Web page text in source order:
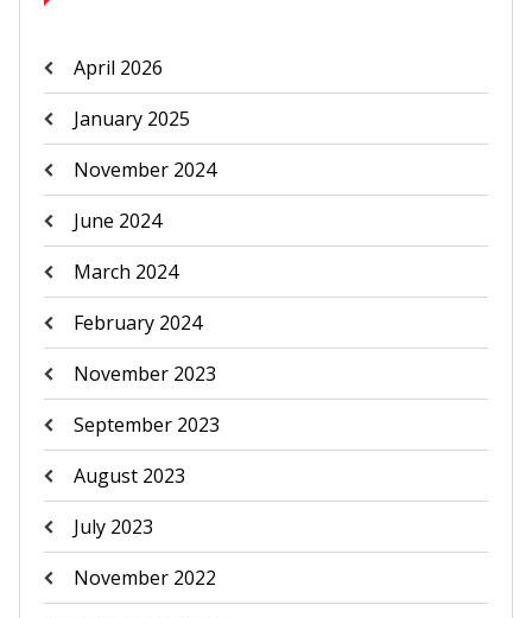
April 2026
January 2025
November 2024
June 2024
March 2024
February 2024
November 2023
September 2023
August 2023
July 2023
November 2022